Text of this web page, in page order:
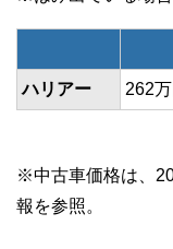
ハリアー 262
※中古車価格は、
報を参照。